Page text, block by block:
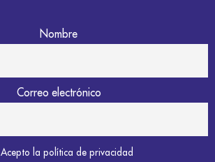
Nombre
Correo electrónico
Acepto la política de privacidad